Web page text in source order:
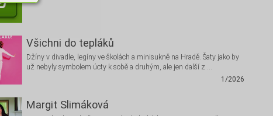
Všichni do tepláků
Džíny v divadle, legíny ve školách a minisukně na Hradě. Šaty jako by
už nebyly symbolem úcty k sobě a druhým, ale jen další z …
1/2026
Margit Slimáková